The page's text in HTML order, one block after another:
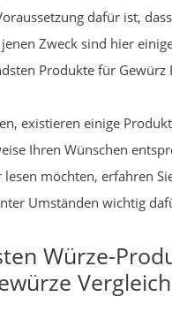
dafür ist,
Zweck sind hier
Produkte für Gewürz
existieren einige
Ihren Wünschen
lesen möchten, erfahren
Umständen wichtig
Würze-
Vergleich